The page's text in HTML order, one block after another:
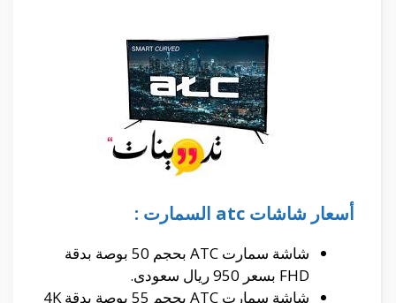
أسعار شاشات atc السمارت :
شاشة سمارت ATC بحجم 50 بوصة بدقة
FHD بسعر 950 ريال سعودى.
شاشة سمارت ATC بحجم 55 بوصة بدقة 4K